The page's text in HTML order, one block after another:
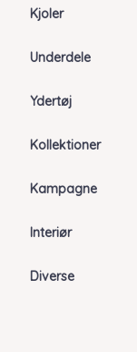
Kjoler
Underdele
Ydertøj
Kollektioner
Kampagne
Interiør
Diverse